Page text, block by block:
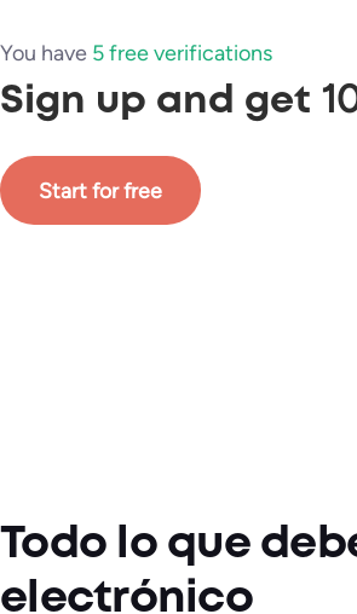
You have 5 free verifications
Sign up and get
Start for free
Todo lo que
electrónico